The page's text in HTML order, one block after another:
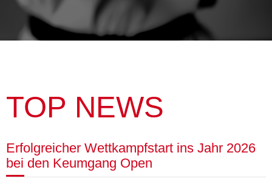
TOP NEWS
Erfolgreicher Wettkampfstart ins Jahr 2026
bei den Keumgang Open